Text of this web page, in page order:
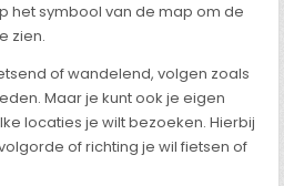
het symbool van de map om de
zien.
of wandelend, volgen zoals
Maar je kunt ook je eigen
locaties je wilt bezoeken. Hierbij
of richting je wil fietsen of